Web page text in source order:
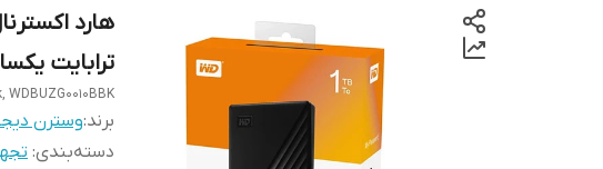
ترابایت
برند:وسترن
دسته‌بندی: